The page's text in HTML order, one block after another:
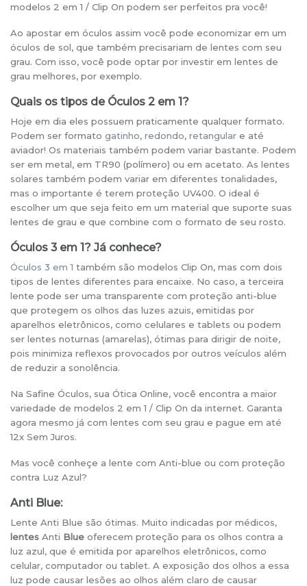
modelos 2 em 1 / Clip On podem ser perfeitos pra você!
Ao apostar em óculos assim você pode economizar em um
óculos de sol, que também precisariam de lentes com seu
grau. Com isso, você pode optar por investir em lentes de
grau melhores, por exemplo.
Quais os tipos de Óculos 2 em 1?
Hoje em dia eles possuem praticamente qualquer formato.
Podem ser formato gatinho, redondo, retangular e até
aviador! Os materiais também podem variar bastante. Podem
ser em metal, em TR90 (polímero) ou em acetato. As lentes
solares também podem variar em diferentes tonalidades,
mas o importante é terem proteção UV400. O ideal é
escolher um que seja feito em um material que suporte suas
lentes de grau e que combine com o formato de seu rosto.
Óculos 3 em 1? Já conhece?
Óculos 3 em 1 também são modelos Clip On, mas com dois
tipos de lentes diferentes para encaixe. No caso, a terceira
lente pode ser uma transparente com proteção anti-blue
que protegem os olhos das luzes azuis, emitidas por
aparelhos eletrônicos, como celulares e tablets ou podem
ser lentes noturnas (amarelas), ótimas para dirigir de noite,
pois minimiza reflexos provocados por outros veículos além
de reduzir a sonolência.
Na Safine Óculos, sua Ótica Online, você encontra a maior
variedade de modelos 2 em 1 / Clip On da internet. Garanta
agora mesmo já com lentes com seu grau e pague em até
12x Sem Juros.
Mas você conheçe a lente com Anti-blue ou com proteção
contra Luz Azul?
Anti Blue:
Lente Anti Blue são ótimas. Muito indicadas por médicos,
lentes Anti Blue oferecem proteção para os olhos contra a
luz azul, que é emitida por aparelhos eletrônicos, como
celular, computador ou tablet. A exposição dos olhos a essa
luz pode causar lesões ao olhos além claro de causar